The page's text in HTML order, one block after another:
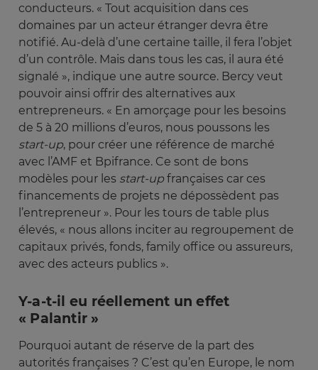
conducteurs. « Tout acquisition dans ces
domaines par un acteur étranger devra être
notifié. Au-delà d’une certaine taille, il fera l’objet
d’un contrôle. Mais dans tous les cas, il aura été
signalé », indique une autre source. Bercy veut
pouvoir ainsi offrir des alternatives aux
entrepreneurs. « En amorçage pour les besoins
de 5 à 20 millions d’euros, nous poussons les
start-up, pour créer une référence de marché
avec l’AMF et Bpifrance. Ce sont de bons
modèles pour les start-upfrançaises car ces
financements de projets ne dépossèdent pas
l’entrepreneur ». Pour les tours de table plus
élevés, « nous allons inciter au regroupement de
capitaux privés, fonds, family office ou assureurs,
avec des acteurs publics ».
Y-a-t-il eu réellement un effet
« Palantir »
Pourquoi autant de réserve de la part des
autorités françaises ? C’est qu’en Europe, le nom